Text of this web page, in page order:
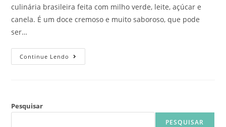
culinária brasileira feita com milho verde, leite, açúcar e
canela. É um doce cremoso e muito saboroso, que pode
ser…
Continue Lendo
Pesquisar
PESQUISAR